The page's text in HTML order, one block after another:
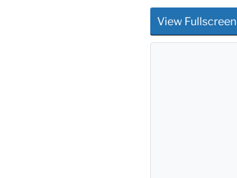
View Fullscreen